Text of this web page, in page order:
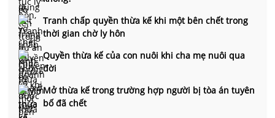
Tranh chấp quyền thừa kế khi một bên chết trong
thời gian chờ ly hôn
Quyền thừa kế của con nuôi khi cha mẹ nuôi qua
đời
Mở thừa kế trong trường hợp người bị tòa án tuyên
bố đã chết